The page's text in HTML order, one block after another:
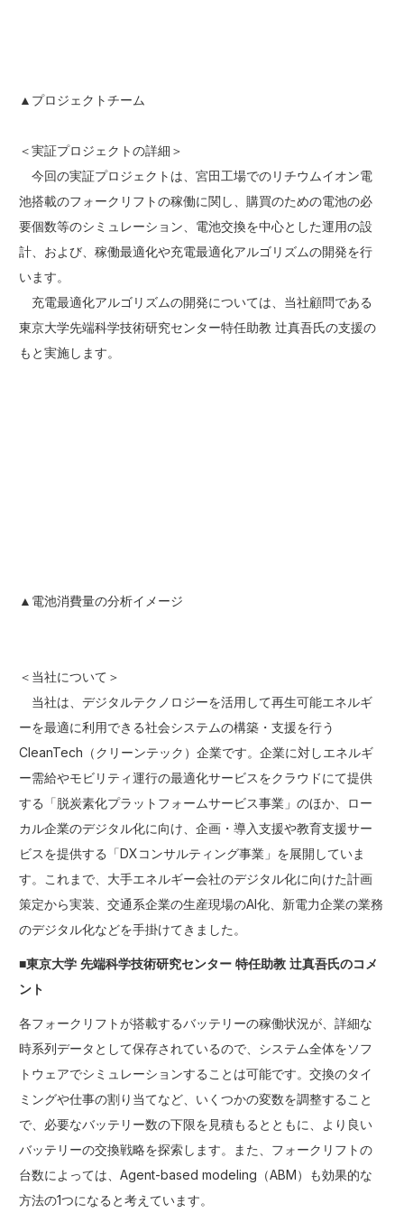
▲プロジェクトチーム
＜実証プロジェクトの詳細＞
今回の実証プロジェクトは、宮田工場でのリチウムイオン電
池搭載のフォークリフトの稼働に関し、購買のための電池の必
要個数等のシミュレーション、電池交換を中心とした運用の設
計、および、稼働最適化や充電最適化アルゴリズムの開発を行
います。
充電最適化アルゴリズムの開発については、当社顧問である
東京大学先端科学技術研究センター特任助教 辻真吾氏の支援の
もと実施します。
▲電池消費量の分析イメージ
＜当社について＞
当社は、デジタルテクノロジーを活用して再生可能エネルギ
ーを最適に利用できる社会システムの構築・支援を行う
CleanTech（クリーンテック）企業です。企業に対しエネルギ
ー需給やモビリティ運行の最適化サービスをクラウドにて提供
する「脱炭素化プラットフォームサービス事業」のほか、ロー
カル企業のデジタル化に向け、企画・導入支援や教育支援サー
ビスを提供する「DXコンサルティング事業」を展開していま
す。これまで、大手エネルギー会社のデジタル化に向けた計画
策定から実装、交通系企業の生産現場のAI化、新電力企業の業務
のデジタル化などを手掛けてきました。
■東京大学 先端科学技術研究センター 特任助教 辻真吾氏のコメ
ント
各フォークリフトが搭載するバッテリーの稼働状況が、詳細な
時系列データとして保存されているので、システム全体をソフ
トウェアでシミュレーションすることは可能です。交換のタイ
ミングや仕事の割り当てなど、いくつかの変数を調整すること
で、必要なバッテリー数の下限を見積もるとともに、より良い
バッテリーの交換戦略を探索します。また、フォークリフトの
台数によっては、Agent-based modeling（ABM）も効果的な
方法の1つになると考えています。